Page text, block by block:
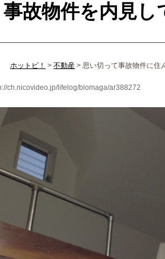
故物件を内見し
ホットピ！ > 不動産 > 思い切って事故物件に住
ch.nicovideo.jp/lifelog/blomaga/ar388272